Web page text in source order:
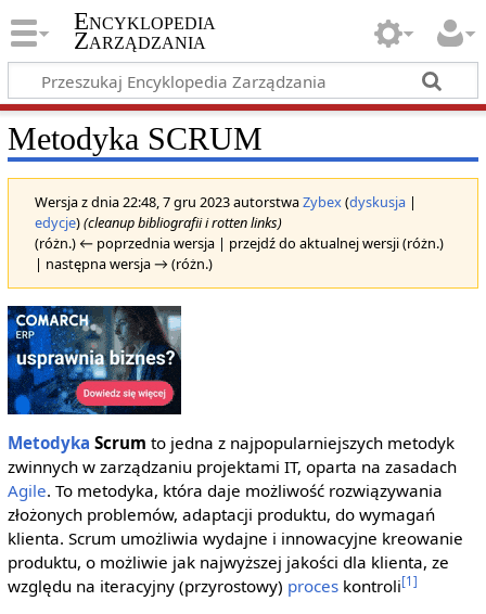
Encyklopedia
Zarządzania
Metodyka SCRUM
Wersja z dnia 22:48, 7 gru 2023 autorstwaZybex(dyskusja|
edycje)(cleanup bibliografii i rotten links)
(różn.) ← poprzednia wersja | przejdź do aktualnej wersji (różn.)
| następna wersja → (różn.)
Metodyka Scrum to jedna z najpopularniejszych metodyk
zwinnych w zarządzaniu projektami IT, oparta na zasadach
Agile. To metodyka, która daje możliwość rozwiązywania
złożonych problemów, adaptacji produktu, do wymagań
klienta. Scrum umożliwia wydajne i innowacyjne kreowanie
produktu, o możliwie jak najwyższej jakości dla klienta, ze
względu na iteracyjny (przyrostowy) proceskontroli[1]